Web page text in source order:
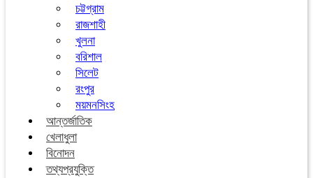
চট্টগ্রাম
রাজশাহী
খুলনা
বরিশাল
সিলেট
রংপুর
ময়মনসিংহ
আন্তর্জাতিক
খেলাধুলা
বিনোদন
তথ্যপ্রযুক্তি